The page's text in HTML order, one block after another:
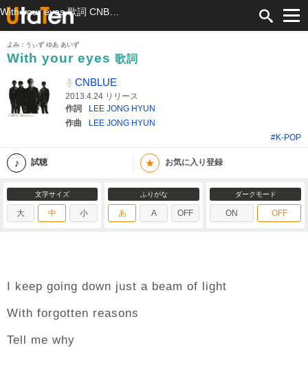
よみ：うぃず ゆあ あいず
With your eyes 歌詞
CNBLUE
2013.4.24 リリース
作詞
LEE JONG HYUN
作曲
LEE JONG HYUN
#K-POP
試聴 ★ お気に入り登録
文字サイズ
大 中 小
ふりがな
あ A OFF
ダークモード
ON OFF
I keep going down just a beam of light
With forgotten reasons
Tell me why